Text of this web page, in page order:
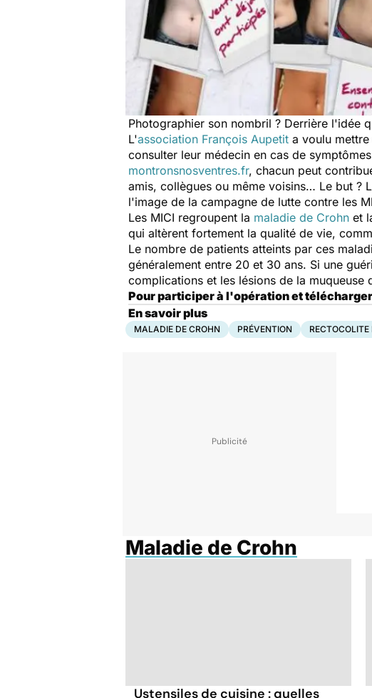
Photographier son nombril ? Derrière l'idée
L'association François Aupetit a voulu
consulter leur médecin en cas de
montronsnosventres.fr, chacun peut
amis, collègues ou même voisins… Le but ?
l'image de la campagne de lutte contre les
Les MICI regroupent la maladie de Crohn et
qui altèrent fortement la qualité de vie,
Le nombre de patients atteints par ces
généralement entre 20 et 30 ans. Si une
complications et les lésions de la
Pour participer à l'opération et
En savoir plus
MALADIE DE CROHN PRÉVENTION
Maladie de Crohn
Ustensiles de cuisine : quelles